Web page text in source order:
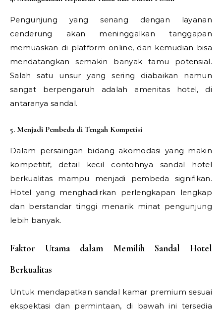
Pengunjung yang senang dengan layanan
cenderung akan meninggalkan tanggapan
memuaskan di platform online, dan kemudian bisa
mendatangkan semakin banyak tamu potensial.
Salah satu unsur yang sering diabaikan namun
sangat berpengaruh adalah amenitas hotel, di
antaranya sandal.
5. Menjadi Pembeda di Tengah Kompetisi
Dalam persaingan bidang akomodasi yang makin
kompetitif, detail kecil contohnya sandal hotel
berkualitas mampu menjadi pembeda signifikan.
Hotel yang menghadirkan perlengkapan lengkap
dan berstandar tinggi menarik minat pengunjung
lebih banyak.
Faktor Utama dalam Memilih Sandal Hotel
Berkualitas
Untuk mendapatkan sandal kamar premium sesuai
ekspektasi dan permintaan, di bawah ini tersedia